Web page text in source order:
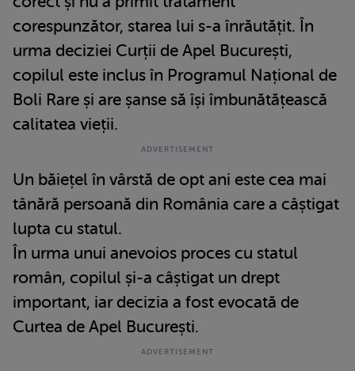
corespunzător, starea lui s-a înrăutățit. În
urma deciziei Curții de Apel București,
copilul este inclus în Programul Național de
Boli Rare și are șanse să își îmbunătățească
calitatea vieții.
Un băiețel în vârstă de opt ani este cea mai
tânără persoană din România care a câștigat
lupta cu statul.
În urma unui anevoios proces cu statul
român, copilul și-a câștigat un drept
important, iar decizia a fost evocată de
Curtea de Apel București.